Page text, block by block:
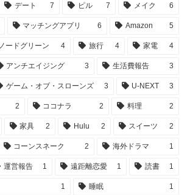
デート 7 ピル 7 メイク 6
マッチングアプリ 6 Amazon 5
ノードグリーン 4 旅行 4 家電 4
アンチエイジング 3 生活費報告 3
ゲーム・オブ・スローンズ 3 U-NEXT 3
2 ココナラ 2 料理 2
家具 2 Hulu 2 スイーツ 2
コーンスネーク 2 海外ドラマ 1
運営報告 1 遠距離恋愛 1 読書 1
1 睡眠 1